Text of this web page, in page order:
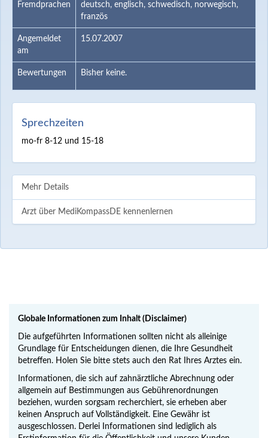
Fremdprachen
deutsch, englisch, schwedisch, norwegisch,
französ
Angemeldet
am
15.07.2007
Bewertungen Bisher keine.
Sprechzeiten
mo-fr 8-12 und 15-18
Mehr Details
Arzt über MediKompassDE kennenlernen
Globale Informationen zum Inhalt (Disclaimer)
Die aufgeführten Informationen sollten nicht als alleinige
Grundlage für Entscheidungen dienen, die Ihre Gesundheit
betreffen. Holen Sie bitte stets auch den Rat Ihres Arztes ein.
Informationen, die sich auf zahnärztliche Abrechnung oder
allgemein auf Bestimmungen aus Gebührenordnungen
beziehen, wurden sorgsam recherchiert, sie erheben aber
keinen Anspruch auf Vollständigkeit. Eine Gewähr ist
ausgeschlossen. Derlei Informationen sind lediglich als